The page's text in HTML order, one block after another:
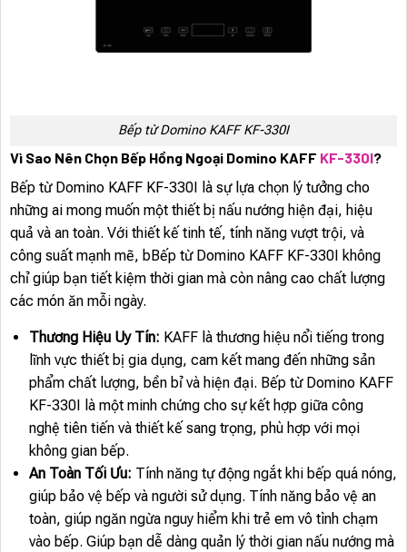
Bếp từ Domino KAFF KF-330I
Vì Sao Nên Chọn Bếp Hồng Ngoại Domino KAFF KF-330I?
Bếp từ Domino KAFF KF-330I là sự lựa chọn lý tưởng cho
những ai mong muốn một thiết bị nấu nướng hiện đại, hiệu
quả và an toàn. Với thiết kế tinh tế, tính năng vượt trội, và
công suất mạnh mẽ, bBếp từ Domino KAFF KF-330I không
chỉ giúp bạn tiết kiệm thời gian mà còn nâng cao chất lượng
các món ăn mỗi ngày.
Thương Hiệu Uy Tín: KAFF là thương hiệu nổi tiếng trong
lĩnh vực thiết bị gia dụng, cam kết mang đến những sản
phẩm chất lượng, bền bỉ và hiện đại. Bếp từ Domino KAFF
KF-330I là một minh chứng cho sự kết hợp giữa công
nghệ tiên tiến và thiết kế sang trọng, phù hợp với mọi
không gian bếp.
An Toàn Tối Ưu: Tính năng tự động ngắt khi bếp quá nóng,
giúp bảo vệ bếp và người sử dụng. Tính năng bảo vệ an
toàn, giúp ngăn ngừa nguy hiểm khi trẻ em vô tình chạm
vào bếp. Giúp bạn dễ dàng quản lý thời gian nấu nướng mà